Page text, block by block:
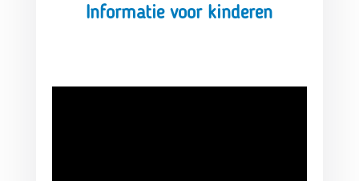
Informatie voor kinderen